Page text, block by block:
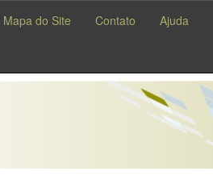
Mapa do Site Contato Ajuda